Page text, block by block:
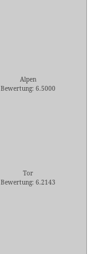
Alpen
Bewertung: 6.5000
Tor
Bewertung: 6.2143